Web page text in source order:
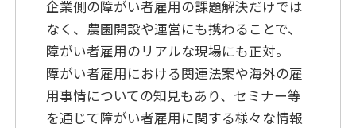
企業側の障がい者雇用の課題解決だけでは
なく、農園開設や運営にも携わることで、
障がい者雇用のリアルな現場にも正対。
障がい者雇用における関連法案や海外の雇
用事情についての知見もあり、セミナー等
を通じて障がい者雇用に関する様々な情報